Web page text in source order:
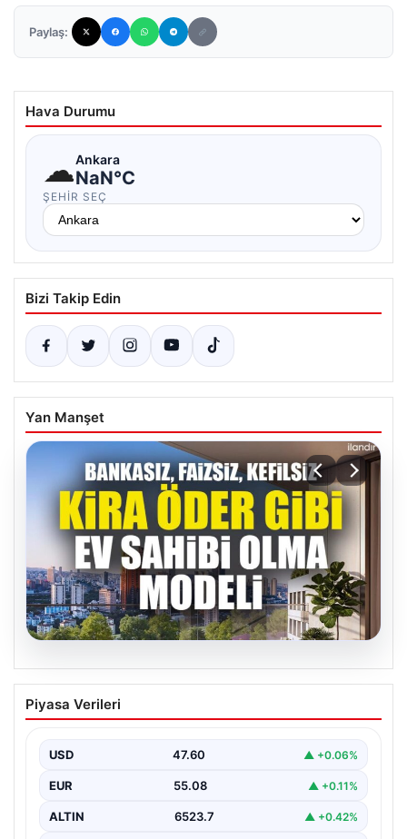
Paylaş:
Hava Durumu
☁Ankara
NaN°C
ŞEHIR SEÇ
Bizi Takip Edin
Yan Manşet
04.08.2026
DAP Yapı’dan bir ilk! Emlak Konut
güvencesi Dap vizyonuyla kendi
Piyasa Verileri
USD 47.60 ▲ +0.06%
EUR 55.08 ▲ +0.11%
ALTIN 6523.7 ▲ +0.42%